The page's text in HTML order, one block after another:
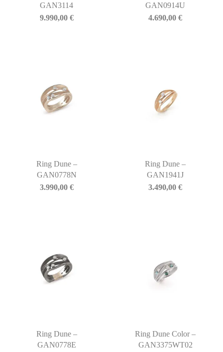
GAN3114
9.990,00 €
GAN0914U
4.690,00€
Ring Dune –
GAN0778N
3.990,00 €
Ring Dune –
GAN1941J
3.490,00€
Ring Dune –
GAN0778E
Ring Dune Color –
GAN3375WT02